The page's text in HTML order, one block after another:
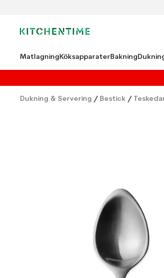
MatlagningKöksapparaterBakning
Dukning & Servering / Bestick /